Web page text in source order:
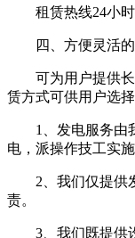
租赁热线24小时
四、方便灵活的
可为用户提供长
赁方式可供用户选择
1、发电服务由我
电，派操作技工实施
2、我们仅提供发
责。
3、我们既提供设